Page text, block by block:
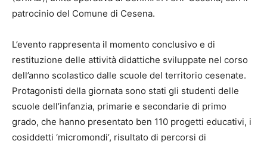
patrocinio del Comune di Cesena.
L’evento rappresenta il momento conclusivo e di
restituzione delle attività didattiche sviluppate nel corso
dell’anno scolastico dalle scuole del territorio cesenate.
Protagonisti della giornata sono stati gli studenti delle
scuole dell’infanzia, primarie e secondarie di primo
grado, che hanno presentato ben 110 progetti educativi, i
cosiddetti ‘micromondi’, risultato di percorsi di